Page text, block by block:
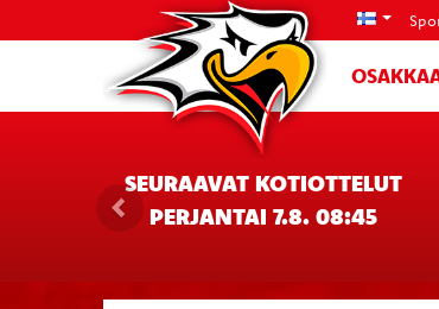
SEURAAVAT KOTIOTTELUT
PERJANTAI 7.8. 08:45